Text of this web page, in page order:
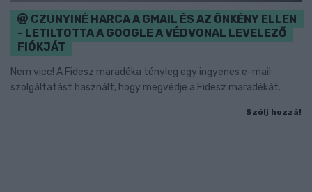
CZUNYINÉ HARCA A GMAIL ÉS AZ ÖNKÉNY ELLEN
- LETILTOTTA A GOOGLE A VÉDVONAL LEVELEZŐ
FIÓKJÁT
Nem vicc! A Fidesz maradéka tényleg egy ingyenes e-mail
szolgáltatást használt, hogy megvédje a Fidesz maradékát.
Szólj hozzá!